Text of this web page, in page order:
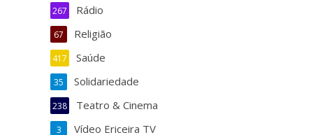
Rádio
267
Religião
67
Saúde
417
Solidariedade
35
Teatro & Cinema
238
Vídeo Ericeira TV
3